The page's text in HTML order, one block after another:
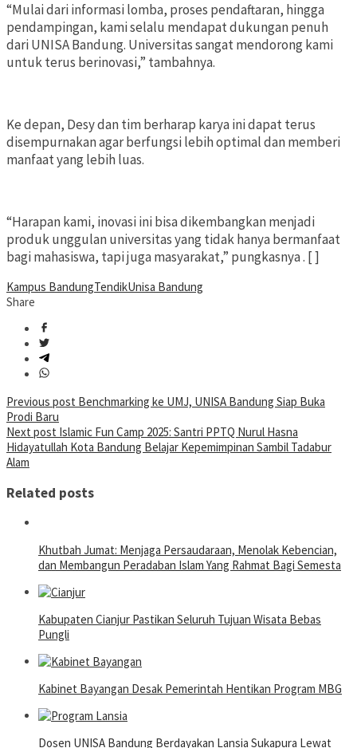
“Mulai dari informasi lomba, proses pendaftaran, hingga
pendampingan, kami selalu mendapat dukungan penuh
dari UNISA Bandung. Universitas sangat mendorong kami
untuk terus berinovasi,” tambahnya.
Ke depan, Desy dan tim berharap karya ini dapat terus
disempurnakan agar berfungsi lebih optimal dan memberi
manfaat yang lebih luas.
“Harapan kami, inovasi ini bisa dikembangkan menjadi
produk unggulan universitas yang tidak hanya bermanfaat
bagi mahasiswa, tapi juga masyarakat,” pungkasnya . [ ]
Kampus BandungTendikUnisa Bandung
Share
Post
navigation
Previous post Benchmarking ke UMJ, UNISA Bandung Siap Buka
Prodi Baru
Next post Islamic Fun Camp 2025: Santri PPTQ Nurul Hasna
Hidayatullah Kota Bandung Belajar Kepemimpinan Sambil Tadabur
Alam
Related posts
Khutbah Jumat: Menjaga Persaudaraan, Menolak Kebencian,
dan Membangun Peradaban Islam Yang Rahmat Bagi Semesta
Kabupaten Cianjur Pastikan Seluruh Tujuan Wisata Bebas
Pungli
Kabinet Bayangan Desak Pemerintah Hentikan Program MBG
Dosen UNISA Bandung Berdayakan Lansia Sukapura Lewat